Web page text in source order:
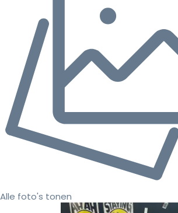
Alle foto's tonen